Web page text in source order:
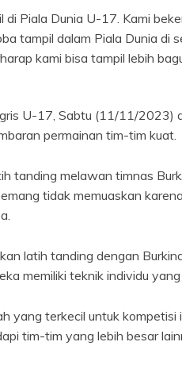
di Piala Dunia U-17. Kami
tampil dalam Piala Dunia di
kami bisa tampil lebih
U-17, Sabtu (11/11/2023)
permainan tim-tim kuat.
tanding melawan timnas
tidak memuaskan
latih tanding dengan
memiliki teknik individu
yang terkecil untuk
tim-tim yang lebih besar